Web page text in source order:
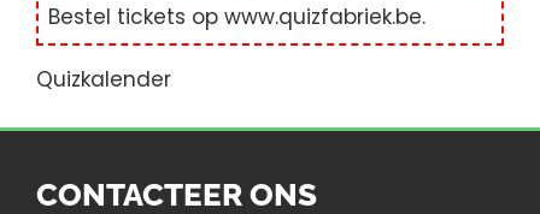
Bestel tickets op www.quizfabriek.be.
Quizkalender
CONTACTEER ONS